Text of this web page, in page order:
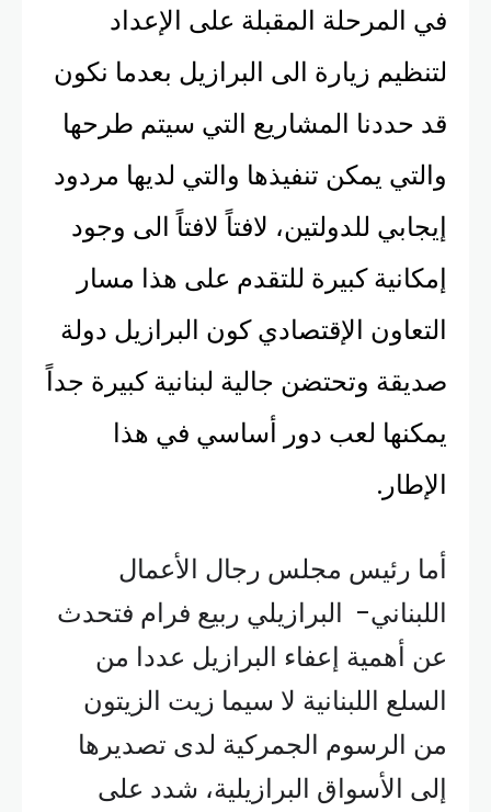
في المرحلة المقبلة على الإعداد
لتنظيم زيارة الى البرازيل بعدما نكون
قد حددنا المشاريع التي سيتم طرحها
والتي يمكن تنفيذها والتي لديها مردود
إيجابي للدولتين، لافتاً لافتاً الى وجود
إمكانية كبيرة للتقدم على هذا مسار
التعاون الإقتصادي كون البرازيل دولة
صديقة وتحتضن جالية لبنانية كبيرة جداً
يمكنها لعب دور أساسي في هذا
الإطار.
أما رئيس مجلس رجال الأعمال
اللبناني- البرازيلي ربيع فرام فتحدث
عن أهمية إعفاء البرازيل عددا من
السلع اللبنانية لا سيما زيت الزيتون
من الرسوم الجمركية لدى تصديرها
إلى الأسواق البرازيلية، شدد على